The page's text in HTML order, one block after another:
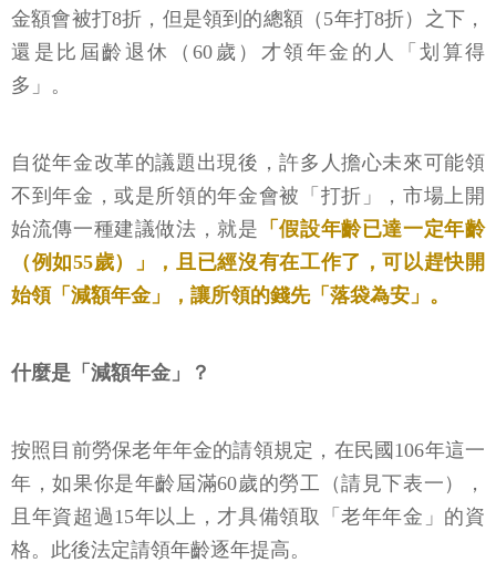
金額會被打8折，但是領到的總額（5年打8折）之下，
還是比屆齡退休（60歲）才領年金的人「划算得
多」。
自從年金改革的議題出現後，許多人擔心未來可能領
不到年金，或是所領的年金會被「打折」，市場上開
始流傳一種建議做法，就是 「假設年齡已達一定年齡
（例如55歲）」，且已經沒有在工作了，可以趕快開
始領「減額年金」，讓所領的錢先「落袋為安」。
什麼是「減額年金」？
按照目前勞保老年年金的請領規定，在民國106年這一
年，如果你是年齡屆滿60歲的勞工（請見下表一），
且年資超過15年以上，才具備領取「老年年金」的資
格。此後法定請領年齡逐年提高。